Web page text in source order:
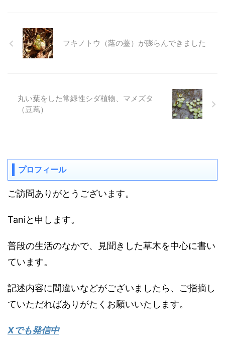
フキノトウ（蕗の薹）が膨らんできました
丸い葉をした常緑性シダ植物、マメズタ
（豆蔦）
プロフィール
ご訪問ありがとうございます。
Taniと申します。
普段の生活のなかで、見聞きした草木を中心に書い
ています。
記述内容に間違いなどがございましたら、ご指摘し
ていただればありがたくお願いいたします。
Xでも発信中